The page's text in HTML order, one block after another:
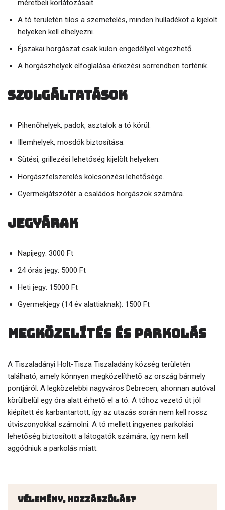
méretbeli korlátozásait.
A tó területén tilos a szemetelés, minden hulladékot a kijelölt
helyeken kell elhelyezni.
Éjszakai horgászat csak külön engedéllyel végezhető.
A horgászhelyek elfoglalása érkezési sorrendben történik.
Szolgáltatások
Pihenőhelyek, padok, asztalok a tó körül.
Illemhelyek, mosdók biztosítása.
Sütési, grillezési lehetőség kijelölt helyeken.
Horgászfelszerelés kölcsönzési lehetősége.
Gyermekjátszótér a családos horgászok számára.
Jegyárak
Napijegy: 3000 Ft
24 órás jegy: 5000 Ft
Heti jegy: 15000 Ft
Gyermekjegy (14 év alattiaknak): 1500 Ft
Megközelítés és parkolás
A Tiszaladányi Holt-Tisza Tiszaladány község területén
található, amely könnyen megközelíthető az ország bármely
pontjáról. A legközelebbi nagyváros Debrecen, ahonnan autóval
körülbelül egy óra alatt érhető el a tó. A tóhoz vezető út jól
kiépített és karbantartott, így az utazás során nem kell rossz
útviszonyokkal számolni. A tó mellett ingyenes parkolási
lehetőség biztosított a látogatók számára, így nem kell
aggódniuk a parkolás miatt.
Vélemény, hozzászólás?